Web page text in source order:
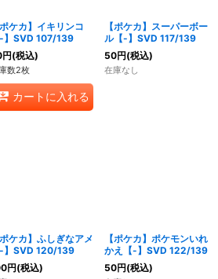
ポケカ】イキリンコ
-】SVD 107/139
円(税込)
数2枚
カートに入れる
【ポケカ】スーパーボー
ル【-】SVD 117/139
50円(税込)
在庫なし
ポケカ】ふしぎなアメ
-】SVD 120/139
円(税込)
【ポケカ】ポケモンいれ
かえ【-】SVD 122/139
50円(税込)